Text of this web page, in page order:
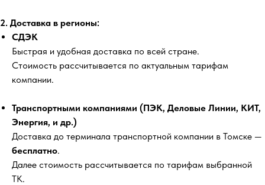
2. Доставка в регионы:
СДЭК
Быстрая и удобная доставка по всей стране.
Стоимость рассчитывается по актуальным тарифам
компании.
Транспортными компаниями (ПЭК, Деловые Линии, КИТ,
Энергия, и др.)
Доставка до терминала транспортной компании в Томске —
бесплатно.
Далее стоимость рассчитывается по тарифам выбранной
ТК.